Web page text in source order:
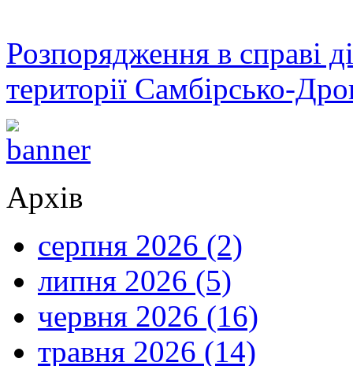
Розпорядження в справі
території Самбірсько-
Архів
серпня 2026 (2)
липня 2026 (5)
червня 2026 (16)
травня 2026 (14)